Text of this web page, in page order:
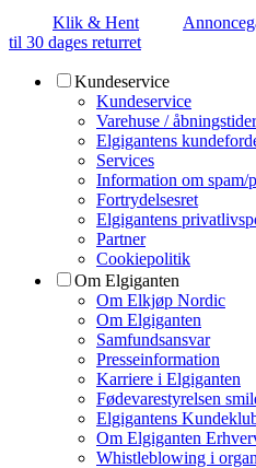
Klik & Hent
til 30 dages returret
Kundeservice
Kundeservice
Varehuse / åbningstider
Elgigantens
Services
Information om spam/
Fortrydelsesret
Elgigantens
Partner
Cookiepolitik
Om Elgiganten
Om Elkjøp Nordic
Om Elgiganten
Samfundsansvar
Presseinformation
Karriere i Elgiganten
Fødevarestyrelsen
Elgigantens
Om Elgiganten
Whistleblowing i